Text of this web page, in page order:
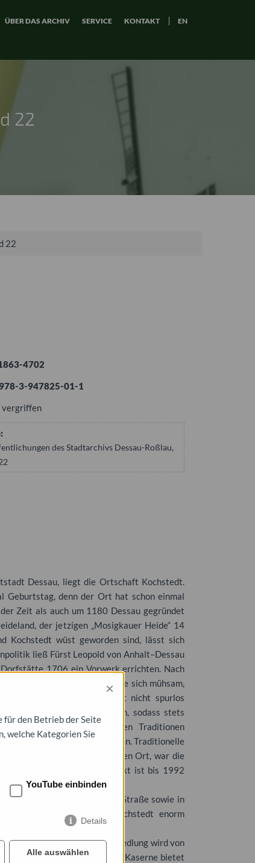
ÜBER DAS ARCHIV SERVICE KONTAKT EN
22
22
4702
3-947825-01-1
vergriffen
des Stadtarchivs Dessau-Roßlau,
Dessau, liegt die Ortschaft Kochstedt.
Geburtstag, denn der Ort hat schon einmal
Zeit als auch um 1180 Dessau gegründet
der jetzigen „Mosigkauer Heide“ 14
Kochstedt wüst geworden sind, lässt sich
ließ Fürst Leopold von Anhalt–Dessau
1706 ein Vorwerk errichten. Nach
Das Dorf entwickelte sich mühsam,
sind auch an Kochstedt nicht spurlos
erwirtschaftet werden, sodass stets
sich in all den Jahren Traditionen
und die Kultur hervorzuheben. Traditionelle
Für unseren ländlich geprägten Ort, war die
Ereignis. Das Objekt ist bis 1992
in der Albrecht-Schneider-Straße sowie in
und Waldsiedlung ist Kochstedt enorm
Hirtenhau diskutiert. Diese Siedlung wird von
Umnutzung der ehemaligen Kaserne bietet
×
für den Betrieb der Seite
welche Kategorien Sie
YouTube einbinden
Details
Alle auswählen